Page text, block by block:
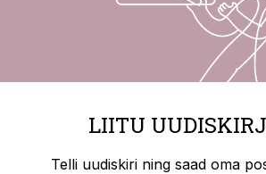
LIITU
Telli uudiskiri ning saad oma